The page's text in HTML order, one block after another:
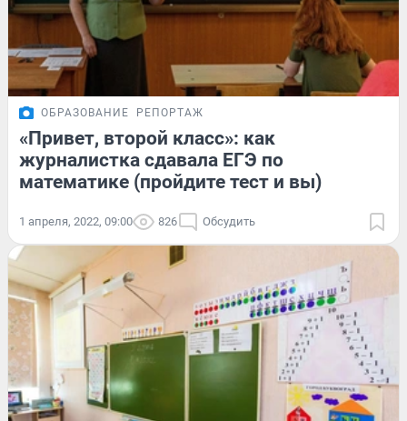
ОБРАЗОВАНИЕ РЕПОРТАЖ
«Привет, второй класс»: как
журналистка сдавала ЕГЭ по
математике (пройдите тест и вы)
1 апреля, 2022, 09:00 826 Обсудить